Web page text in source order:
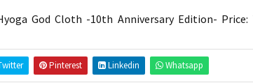
God Cloth -10th Anniversary Edition- Price:
Pinterest Linkedin Whatsapp